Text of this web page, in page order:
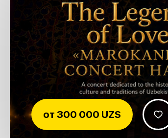
от 300 000 UZS